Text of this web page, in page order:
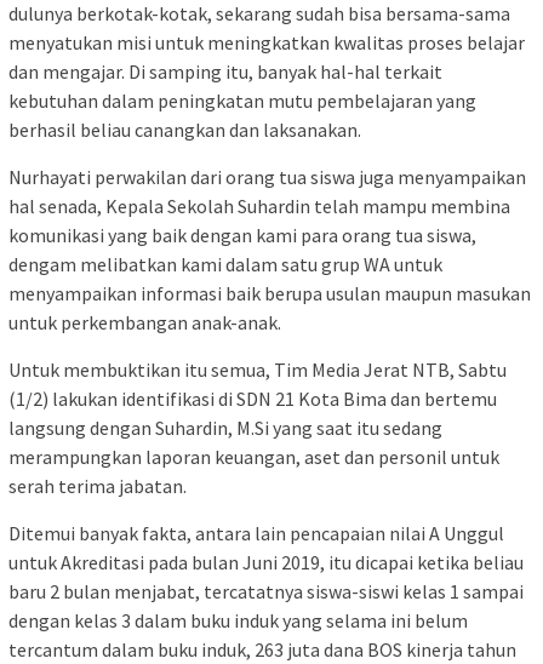
dulunya berkotak-kotak, sekarang sudah bisa bersama-sama
menyatukan misi untuk meningkatkan kwalitas proses belajar
dan mengajar. Di samping itu, banyak hal-hal terkait
kebutuhan dalam peningkatan mutu pembelajaran yang
berhasil beliau canangkan dan laksanakan.
Nurhayati perwakilan dari orang tua siswa juga menyampaikan
hal senada, Kepala Sekolah Suhardin telah mampu membina
komunikasi yang baik dengan kami para orang tua siswa,
dengam melibatkan kami dalam satu grup WA untuk
menyampaikan informasi baik berupa usulan maupun masukan
untuk perkembangan anak-anak.
Untuk membuktikan itu semua, Tim Media Jerat NTB, Sabtu
(1/2) lakukan identifikasi di SDN 21 Kota Bima dan bertemu
langsung dengan Suhardin, M.Si yang saat itu sedang
merampungkan laporan keuangan, aset dan personil untuk
serah terima jabatan.
Ditemui banyak fakta, antara lain pencapaian nilai A Unggul
untuk Akreditasi pada bulan Juni 2019, itu dicapai ketika beliau
baru 2 bulan menjabat, tercatatnya siswa-siswi kelas 1 sampai
dengan kelas 3 dalam buku induk yang selama ini belum
tercantum dalam buku induk, 263 juta dana BOS kinerja tahun